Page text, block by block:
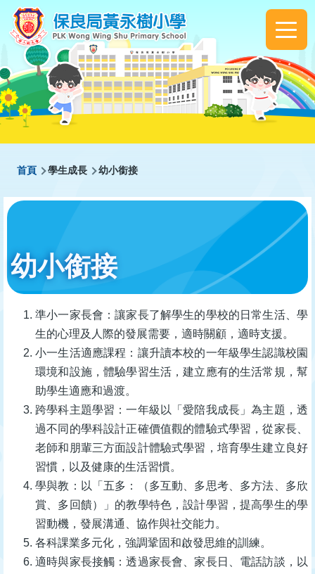
移至主內容
Main
navigation
導
航
連
首頁 學生成長 幼小銜接
幼小銜接
準小一家長會：讓家長了解學生的學校的日常生活、學
生的心理及人際的發展需要，適時關顧，適時支援。
小一生活適應課程：讓升讀本校的一年級學生認識校園
環境和設施，體驗學習生活，建立應有的生活常規，幫
助學生適應和過渡。
跨學科主題學習：一年級以「愛陪我成長」為主題，透
過不同的學科設計正確價值觀的體驗式學習，從家長、
老師和朋輩三方面設計體驗式學習，培育學生建立良好
習慣，以及健康的生活習慣。
學與教：以「五多：（多互動、多思考、多方法、多欣
賞、多回饋）」的教學特色，設計學習，提高學生的學
習動機，發展溝通、協作與社交能力。
各科課業多元化，強調鞏固和啟發思維的訓練。
適時與家長接觸：透過家長會、家長日、電話訪談，以